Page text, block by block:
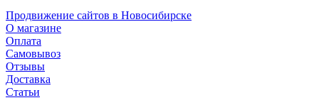
Продвижение сайтов в Новосибирске
О магазине
Оплата
Самовывоз
Отзывы
Доставка
Статьи